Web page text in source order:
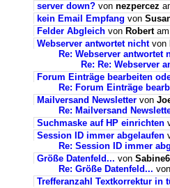
server down? von nezpercez
kein Email Empfang von
Felder Abgleich von Robertam
Webserver antwortet nichtvon
Re: Webserver antwortet
Re: Re: Webserver
Forum Einträge bearbeiten
Re: Forum Einträge
Mailversand Newsletter von
Re: Mailversand
Suchmaske auf HP einrichten
Session ID immer abgelaufen
Re: Session ID immer
Größe Datenfeld... von
Re: Größe Datenfeld... von
Trefferanzahl Textkorrektur in